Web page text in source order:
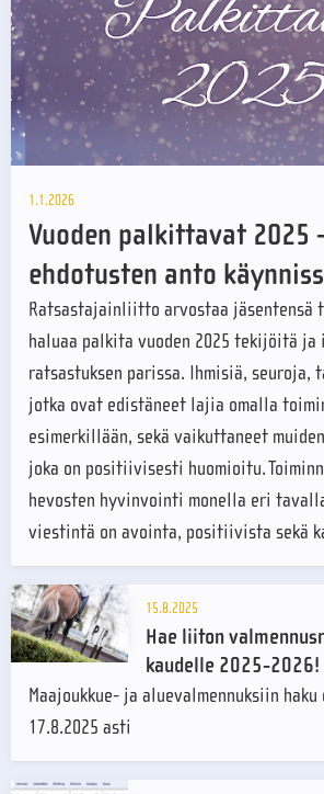
1.1.2026
Vuoden palkittavat 2025
ehdotusten anto
Ratsastajainliitto arvostaa jäsentensä
haluaa palkita vuoden 2025 tekijöitä
ratsastuksen parissa. Ihmisiä, seuroja,
jotka ovat edistäneet lajia omalla
esimerkillään, sekä vaikuttaneet
joka on positiivisesti huomioitu.
hevosten hyvinvointi monella eri
viestintä on avointa, positiivista sekä
15.8.2025
Hae liiton
kaudelle 2025-2026!
Maajoukkue- ja aluevalmennuksiin haku
17.8.2025 asti